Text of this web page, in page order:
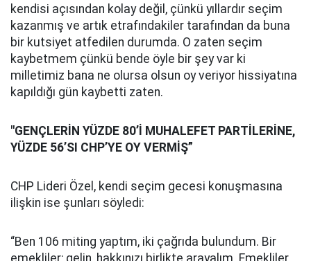
kendisi açısından kolay değil, çünkü yıllardır seçim
kazanmış ve artık etrafındakiler tarafından da buna
bir kutsiyet atfedilen durumda. O zaten seçim
kaybetmem çünkü bende öyle bir şey var ki
milletimiz bana ne olursa olsun oy veriyor hissiyatına
kapıldığı gün kaybetti zaten.
"GENÇLERİN YÜZDE 80’İ MUHALEFET PARTİLERİNE,
YÜZDE 56’SI CHP’YE OY VERMİŞ”
CHP Lideri Özel, kendi seçim gecesi konuşmasına
ilişkin ise şunları söyledi:
“Ben 106 miting yaptım, iki çağrıda bulundum. Bir
emekliler; gelin, hakkınızı birlikte arayalım. Emekliler